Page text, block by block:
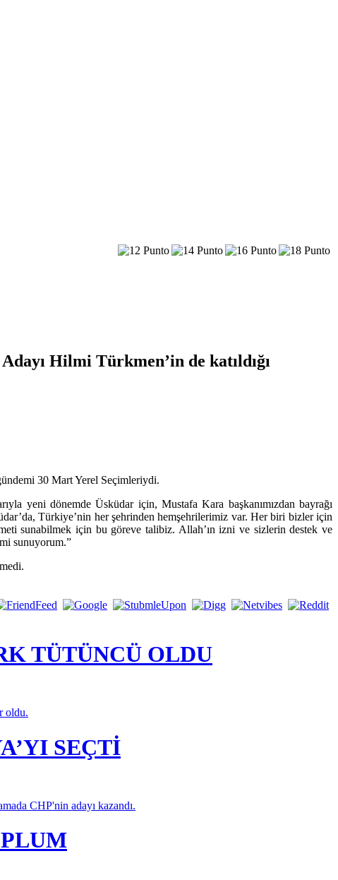
Hilmi Türkmen’in de katıldığı
30 Mart Yerel Seçimleriydi.
yeni dönemde Üsküdar için, Mustafa Kara başkanımızdan bayrağı
Türkiye’nin her şehrinden hemşehrilerimiz var. Her biri bizler için
sunabilmek için bu göreve talibiz. Allah’ın izni ve sizlerin destek ve
sunuyorum.”
TÜTÜNCÜ OLDU
oldu.
SEÇTİ
CHP'nin adayı kazandı.